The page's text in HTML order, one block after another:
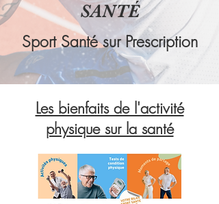
SANTÉ
Sport Santé sur Prescription
Les bienfaits de l'activité
physique sur la santé